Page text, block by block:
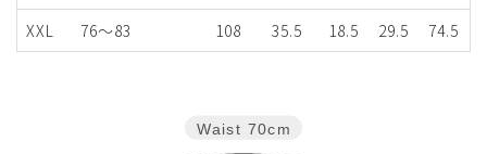
XXL
76～83 108 35.5 18.5 29.5 74.5
Waist 70cm